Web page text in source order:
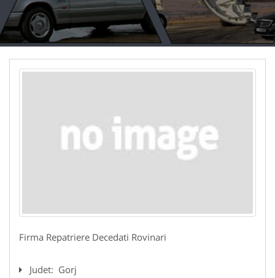
Firma Repatriere Decedati Rovinari
Judet: Gorj